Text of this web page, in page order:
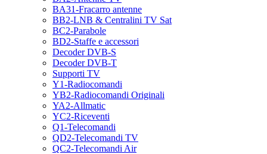
BA31-Fracarro antenne
BB2-LNB & Centralini TV Sat
BC2-Parabole
BD2-Staffe e accessori
Decoder DVB-S
Decoder DVB-T
Supporti TV
Y1-Radiocomandi
YB2-Radiocomandi Originali
YA2-Allmatic
YC2-Riceventi
Q1-Telecomandi
QD2-Telecomandi TV
QC2-Telecomandi Air